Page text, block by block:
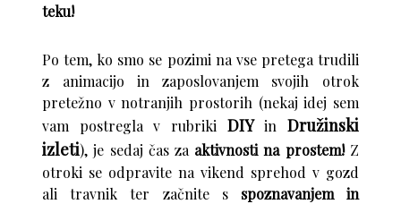
teku!
Po tem, ko smo se pozimi na vse pretega trudili
z animacijo in zaposlovanjem svojih otrok
pretežno v notranjih prostorih (nekaj idej sem
vam postregla v rubriki DIY in Družinski
izleti), je sedaj čas za aktivnosti na prostem! Z
otroki se odpravite na vikend sprehod v gozd
ali travnik ter začnite s spoznavanjem in